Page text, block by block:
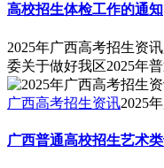
高校招生体检工作的通知
2025年广西高考招生资
委关于做好我区2025年
广西高考招生资讯2025
广西普通高校招生艺术